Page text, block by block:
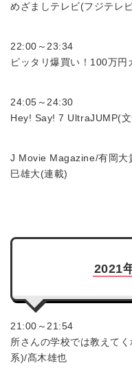
めざましテレビ(フジテレ
22:00～23:34
ピッタリ爆買い！100万
24:05～24:30
Hey! Say! 7 UltraJUMP(
J Movie Magazine/有岡大
巳雄大(連載)
2021
21:00～21:54
所さんの学校では教えて
系)/髙木雄也